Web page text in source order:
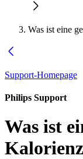
Was ist eine
Support-Homepage
Philips Support
Was ist